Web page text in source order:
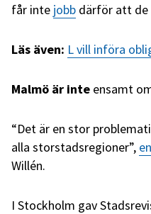
får inte jobb därför att de
Läs även: L vill införa
Malmö är inte ensamt
“Det är en stor
alla storstadsregioner”,
Willén.
I Stockholm gav